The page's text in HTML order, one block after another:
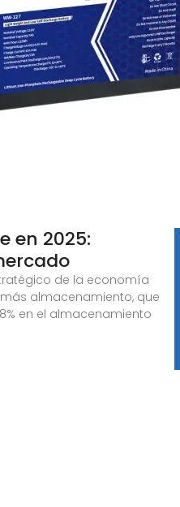
en 2025:
de la economía
almacenamiento, que
en el almacenamiento